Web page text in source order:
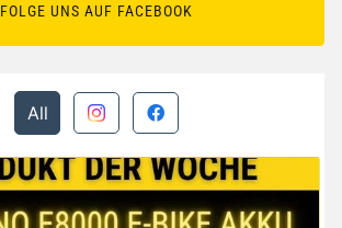
FOLGE UNS AUF FACEBOOK